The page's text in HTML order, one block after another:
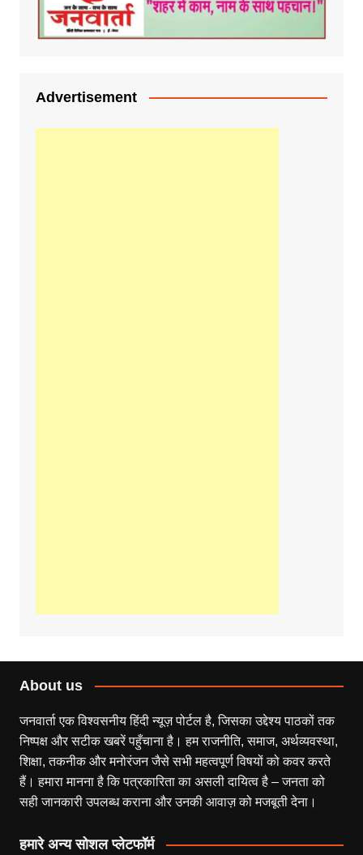
Advertisement
About us
जनवार्ता एक विश्वसनीय हिंदी न्यूज़ पोर्टल है, जिसका उद्देश्य पाठकों तक
निष्पक्ष और सटीक खबरें पहुँचाना है। हम राजनीति, समाज, अर्थव्यवस्था,
शिक्षा, तकनीक और मनोरंजन जैसे सभी महत्वपूर्ण विषयों को कवर करते
हैं। हमारा मानना है कि पत्रकारिता का असली दायित्व है – जनता को
सही जानकारी उपलब्ध कराना और उनकी आवाज़ को मजबूती देना।
हमारे अन्य सोशल प्लेटफॉर्म